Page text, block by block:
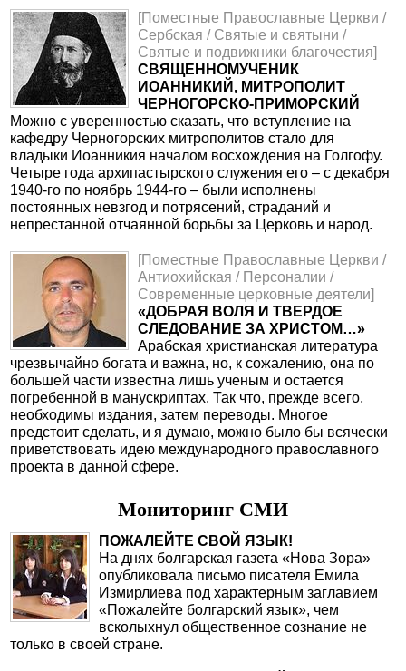
[Поместные Православные Церкви /
Сербская / Святые и святыни /
Святые и подвижники благочестия]
СВЯЩЕННОМУЧЕНИК
ИОАННИКИЙ, МИТРОПОЛИТ
ЧЕРНОГОРСКО-ПРИМОРСКИЙ
Можно с уверенностью сказать, что вступление на
кафедру Черногорских митрополитов стало для
владыки Иоанникия началом восхождения на Голгофу.
Четыре года архипастырского служения его – с декабря
1940-го по ноябрь 1944-го – были исполнены
постоянных невзгод и потрясений, страданий и
непрестанной отчаянной борьбы за Церковь и народ.
[Поместные Православные Церкви /
Антиохийская / Персоналии /
Современные церковные деятели]
«ДОБРАЯ ВОЛЯ И ТВЕРДОЕ
СЛЕДОВАНИЕ ЗА ХРИСТОМ…»
Арабская христианская литература
чрезвычайно богата и важна, но, к сожалению, она по
большей части известна лишь ученым и остается
погребенной в манускриптах. Так что, прежде всего,
необходимы издания, затем переводы. Многое
предстоит сделать, и я думаю, можно было бы всячески
приветствовать идею международного православного
проекта в данной сфере.
Мониторинг СМИ
ПОЖАЛЕЙТЕ СВОЙ ЯЗЫК!
На днях болгарская газета «Нова Зора»
опубликовала письмо писателя Емила
Измирлиева под характерным заглавием
«Пожалейте болгарский язык», чем
всколыхнул общественное сознание не
только в своей стране.